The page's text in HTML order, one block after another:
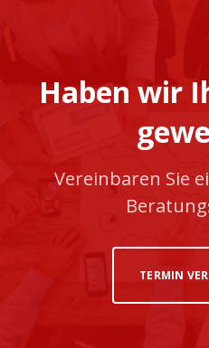
Haben wir
Vereinbaren Sie
TERMIN